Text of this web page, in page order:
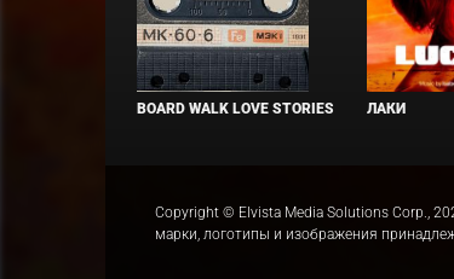
BOARD WALK LOVE STORIES ЛАКИ
Copyright © Elvista Media Solutions Corp.,
марки, логотипы и изображения